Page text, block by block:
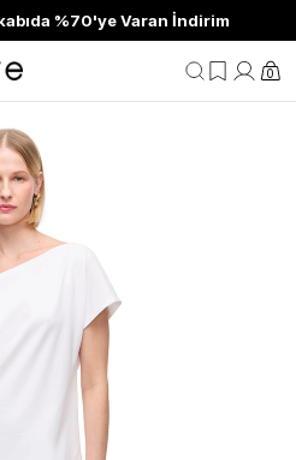
%70'ye Varan İndirim
0